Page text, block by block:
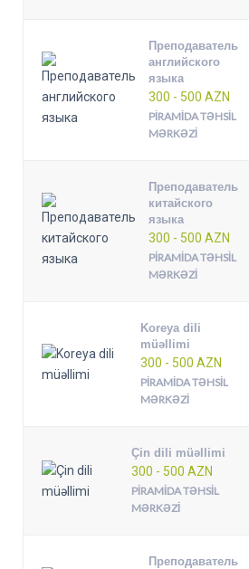
Преподаватель
английского
языка
300 - 500 AZN
PIRAMIDA TƏHSIL
MƏRKƏZI
Преподаватель
китайского
языка
300 - 500 AZN
PIRAMIDA TƏHSIL
MƏRKƏZI
Koreya dili
müəllimi
300 - 500 AZN
PIRAMIDA TƏHSIL
MƏRKƏZI
Çin dili müəllimi
300 - 500 AZN
PIRAMIDA TƏHSIL
MƏRKƏZI
Преподаватель